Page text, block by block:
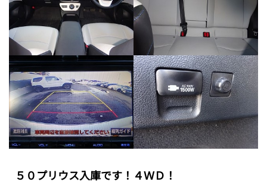
５０プリウス入庫です！４ＷＤ！